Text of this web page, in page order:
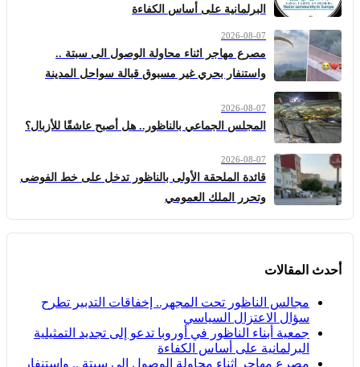
البرلمانية على أساس الكفاءة
2026-08-07
مصرع مهاجر اثناء محاولة الوصول الى سبتة ..
واستنفار بحري غير مسبوق قبالة سواحل المدينة
2026-08-07
المجلس الجماعي بالناظور.. هل أصبح عاشقًا للأزبال؟
2026-08-07
قائدة الملحقة الأولى بالناظور تدخل على خط الفوضى
وتحرر الملك العمومي
أحدث المقالات
مجالس الناظور تحت المجهر.. إخفاقات التدبير تطرح
سؤال الاعتزال السياسي
جمعية أبناء الناظور في أوروبا تدعو إلى تجديد التمثيلية
البرلمانية على أساس الكفاءة
مصرع مهاجر اثناء محاولة الوصول الى سبتة .. واستنفار